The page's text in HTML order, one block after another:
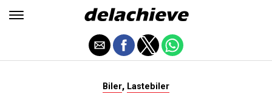
Biler, Lastebiler